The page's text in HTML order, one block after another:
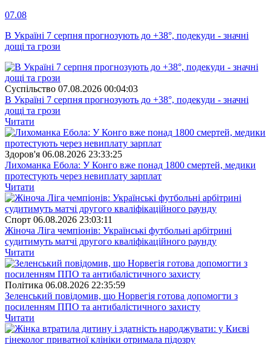
07.08
В Україні 7 серпня прогнозують до +38°, подекуди - значні
дощі та грози
Суспiльство 07.08.2026 00:04:03
В Україні 7 серпня прогнозують до +38°, подекуди - значні
дощі та грози
Читати
Здоров'я 06.08.2026 23:33:25
Лихоманка Ебола: У Конго вже понад 1800 смертей, медики
протестують через невиплату зарплат
Читати
Спорт 06.08.2026 23:03:11
Жіноча Ліга чемпіонів: Українські футбольні арбітрині
судитимуть матчі другого кваліфікаційного раунду
Читати
Полiтика 06.08.2026 22:35:59
Зеленський повідомив, що Норвегія готова допомогти з
посиленням ППО та антибалістичного захисту
Читати